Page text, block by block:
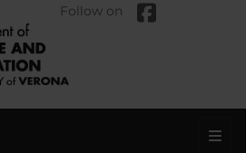
Follow on